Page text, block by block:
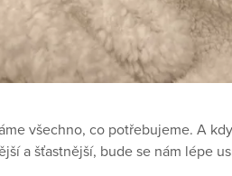
všechno, co potřebujeme. A
a šťastnější, bude se nám lépe